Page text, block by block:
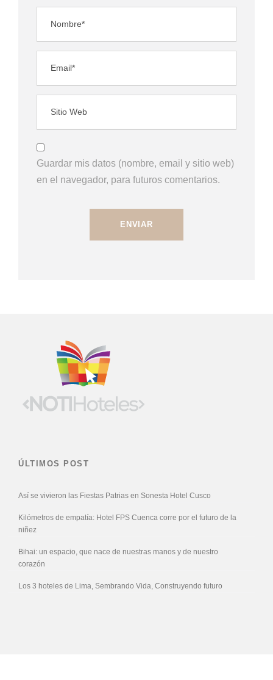
Guardar mis datos (nombre, email y sitio web)
en el navegador, para futuros comentarios.
ÚLTIMOS POST
Así se vivieron las Fiestas Patrias en Sonesta Hotel Cusco
Kilómetros de empatía: Hotel FPS Cuenca corre por el futuro de la
niñez
Bihai: un espacio, que nace de nuestras manos y de nuestro
corazón
Los 3 hoteles de Lima, Sembrando Vida, Construyendo futuro